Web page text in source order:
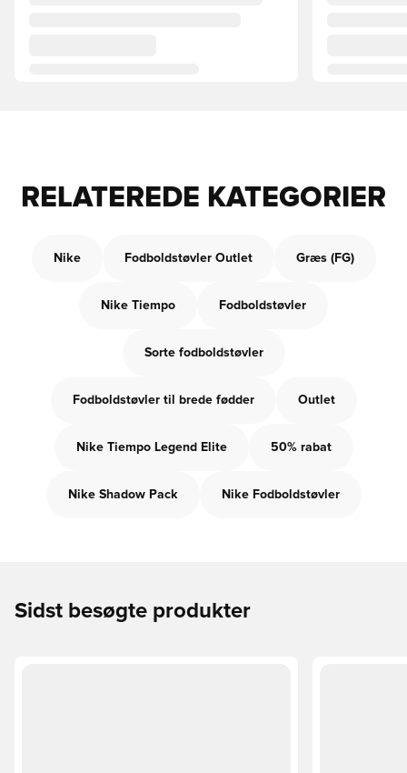
RELATEREDE KATEGORIER
Nike Fodboldstøvler Outlet Græs (FG)
Nike Tiempo Fodboldstøvler
Sorte fodboldstøvler
Fodboldstøvler til brede fødder Outlet
Nike Tiempo Legend Elite 50% rabat
Nike Shadow Pack Nike Fodboldstøvler
Sidst besøgte produkter